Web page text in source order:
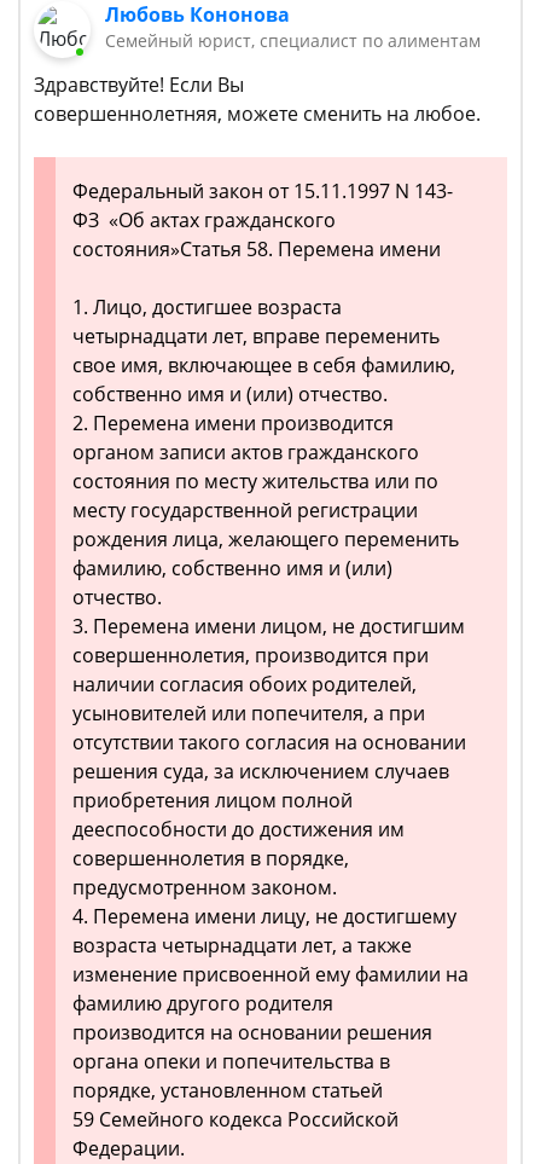
Любовь Кононова
Семейный юрист, специалист по алиментам
Здравствуйте! Если Вы
совершеннолетняя, можете сменить на любое.
Федеральный закон от 15.11.1997 N 143-
ФЗ «Об актах гражданского
состояния»Статья 58. Перемена имени
1. Лицо, достигшее возраста
четырнадцати лет, вправе переменить
свое имя, включающее в себя фамилию,
собственно имя и (или) отчество.
2. Перемена имени производится
органом записи актов гражданского
состояния по месту жительства или по
месту государственной регистрации
рождения лица, желающего переменить
фамилию, собственно имя и (или)
отчество.
3. Перемена имени лицом, не достигшим
совершеннолетия, производится при
наличии согласия обоих родителей,
усыновителей или попечителя, а при
отсутствии такого согласия на основании
решения суда, за исключением случаев
приобретения лицом полной
дееспособности до достижения им
совершеннолетия в порядке,
предусмотренном законом.
4. Перемена имени лицу, не достигшему
возраста четырнадцати лет, а также
изменение присвоенной ему фамилии на
фамилию другого родителя
производится на основании решения
органа опеки и попечительства в
порядке, установленном статьей
59 Семейного кодекса Российской
Федерации.